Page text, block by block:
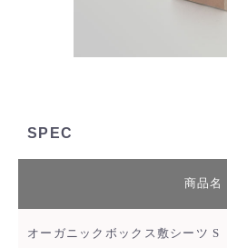
SPEC
商品名
オーガニックボックス敷シーツ S